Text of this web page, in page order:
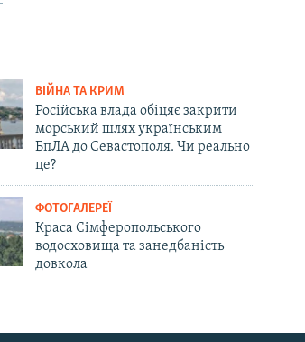
ВІЙНА ТА КРИМ
Російська влада обіцяє закрити
морський шлях українським
БпЛА до Севастополя. Чи реально
це?
ФОТОГАЛЕРЕЇ
Краса Сімферопольського
водосховища та занедбаність
довкола